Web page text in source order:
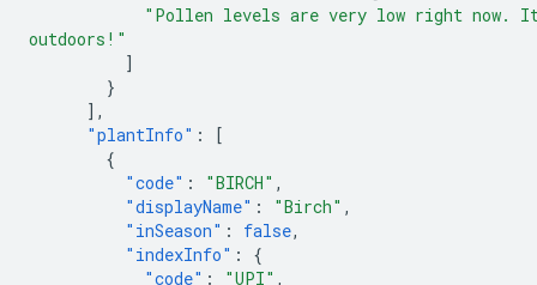
"Pollen levels are very low right now.
outdoors!"
]
}
],
"plantInfo" :
[
{
"code" : "BIRCH" ,
"displayName" : "Birch" ,
"inSeason" : false,
"indexInfo" :
{
"code" : "UPI" ,